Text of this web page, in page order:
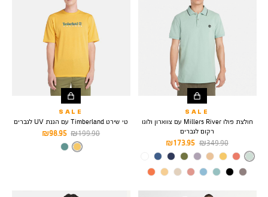
SALE
חולצת פולו Millers River עם צווארון ולוגו
רקום לגברים
מחיר
מוצר
173.95 ₪
מחיר
רגיל
349.90 ₪
צבע
GRANITE
SALE
טי שירט Timberland עם הגנת UV לגברים
מחיר
מוצר
98.95 ₪
מחיר
199.90 ₪
צבע
MIMOSA